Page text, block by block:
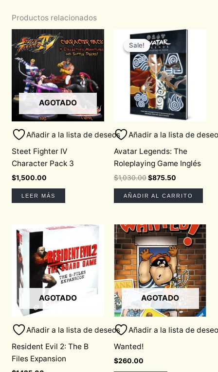
Productos relacionados
AGOTADO
Añadir a la lista de deseos
Steet Fighter IV
Character Pack 3
$1,500.00
LEER MÁS
Sale!
Sale!
Añadir a la lista de
Avatar Legends: The
Roleplaying Game Inglés
$1,030.00
Original
price
was:
$1,030.00.
$875.50
Current
$875.50.
AÑADIR AL CARRITO
AGOTADO
Añadir a la lista de deseos
Resident Evil 2: The B
Files Expansion
AGOTADO
Añadir a la lista de
Wanted!
$260.00